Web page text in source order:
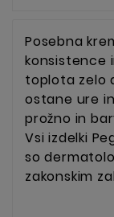
Posebna
konsistence
toplota zelo
ostane ure
prožno in
Vsi izdelki
so
zakonskim